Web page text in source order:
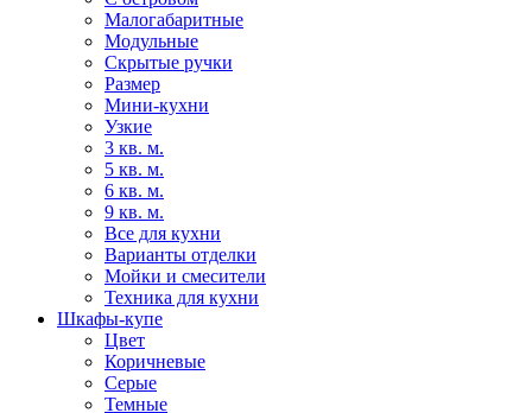
Малогабаритные
Модульные
Скрытые ручки
Размер
Мини-кухни
Узкие
3 кв. м.
5 кв. м.
6 кв. м.
9 кв. м.
Все для кухни
Варианты отделки
Мойки и смесители
Техника для кухни
Шкафы-купе
Цвет
Коричневые
Серые
Темные